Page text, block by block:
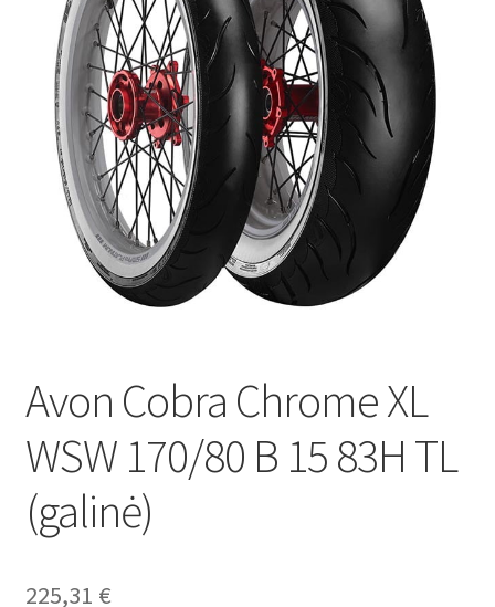
Brand
sub-
menu
Kontaktai
Avon Cobra Chrome XL
WSW 170/80 B 15 83H TL
(galinė)
225,31 €